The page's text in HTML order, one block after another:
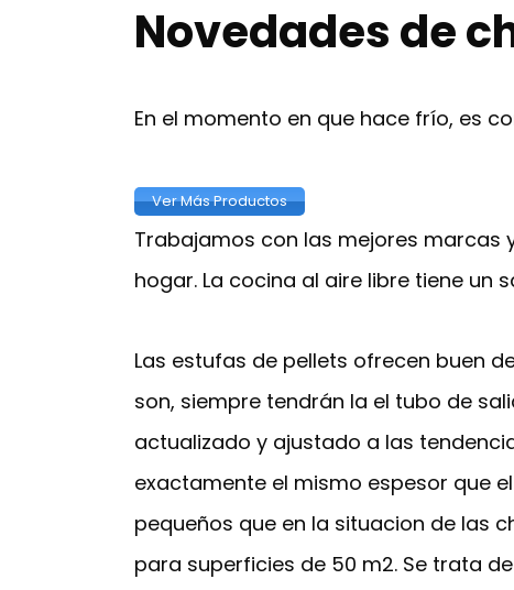
Novedades de
En el momento en que hace frío, es
Ver Más Productos
Trabajamos con las mejores
hogar. La cocina al aire libre tiene un
Las estufas de pellets ofrecen buen
son, siempre tendrán la el tubo de
actualizado y ajustado a las
exactamente el mismo espesor que
pequeños que en la situacion de las
para superficies de 50 m2. Se trata